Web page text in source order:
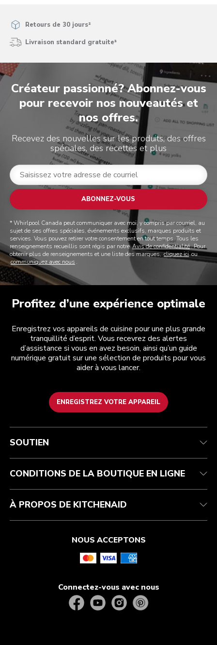
Retours de 30 jours²
Livraison standard gratuite³
Créateur passionné? Abonnez-vous
pour recevoir nos nouveautés et
nos offres.
Recevez des nouvelles sur les produits, des offres
spéciales, des recettes et plus
ABONNEZ-VOUS
* Whirlpool Canada peut communiquer avec moi, y compris par courriel, au
sujet de ses offres spéciales, événements exclusifs, marques produits et
services. Vous pouvez retirer votre consentement en tout temps. Tous les
renseignements recueillis sont régis par notreAvis de confidentialité. Pour
obtenir plus de renseignements et une liste des marques,cliquez iciou
communiquez avec nous .
Profitez d’une expérience optimale
Enregistrez vos appareils de cuisine pour une plus grande
tranquillité d’esprit. Vous recevrez des alertes
d’assistance si vous en avez besoin, ainsi qu’un guide
numérique gratuit sur une sélection de produits pour vous
aider à vous lancer.
ENREGISTREZ VOTRE APPAREIL
Service après-vente
Contactez-nous
Réparation autorisée
Résidents du Québec
Conditions d’utilisation
Retours et remboursements
Aide relative au produit
La marque
Affiliation
SOUTIEN
CONDITIONS DE LA BOUTIQUE EN LIGNE
À PROPOS DE KITCHENAID
NOUS ACCEPTONS
Connectez-vous avec nous